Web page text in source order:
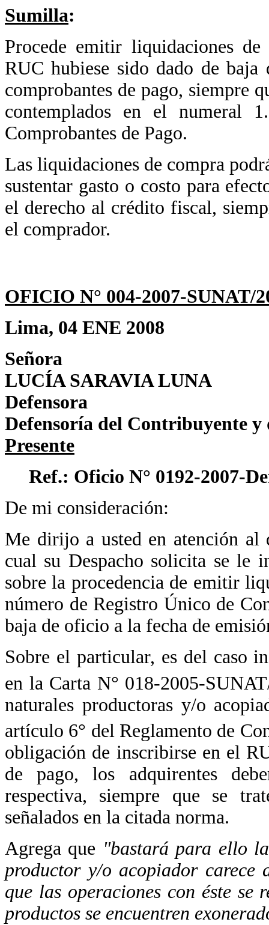
Sumilla:
Procede emitir liquidaciones
RUC hubiese sido dado de
comprobantes de pago, siempre
contemplados en el numeral
Comprobantes de Pago.
Las liquidaciones de compra
sustentar gasto o costo para
el derecho al crédito fiscal,
el comprador.
OFICIO N° 004-2007-SUNAT/
Lima, 04 ENE 2008
Señora
LUCÍA SARAVIA LUNA
Defensora
Defensoría del Contribuyente y
Presente
Ref.: Oficio N° 0192-2007-
De mi consideración:
Me dirijo a usted en atención al
cual su Despacho solicita se le
sobre la procedencia de emitir
número de Registro Único de
baja de oficio a la fecha de
Sobre el particular, es del caso
en la Carta N° 018-2005-
naturales productoras y/o
artículo 6° del Reglamento de
obligación de inscribirse en el
de pago, los adquirentes
respectiva, siempre que se
señalados en la citada norma.
Agrega que "bastará para ello
productor y/o acopiador carece
que las operaciones con éste
productos se encuentren